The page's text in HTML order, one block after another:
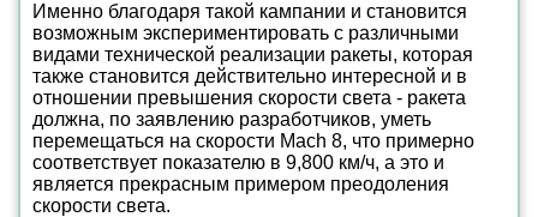
Именно благодаря такой кампании и становится
возможным экспериментировать с различными
видами технической реализации ракеты, которая
также становится действительно интересной и в
отношении превышения скорости света - ракета
должна, по заявлению разработчиков, уметь
перемещаться на скорости Mach 8, что примерно
соответствует показателю в 9,800 км/ч, а это и
является прекрасным примером преодоления
скорости света.